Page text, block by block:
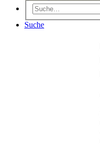
Suche